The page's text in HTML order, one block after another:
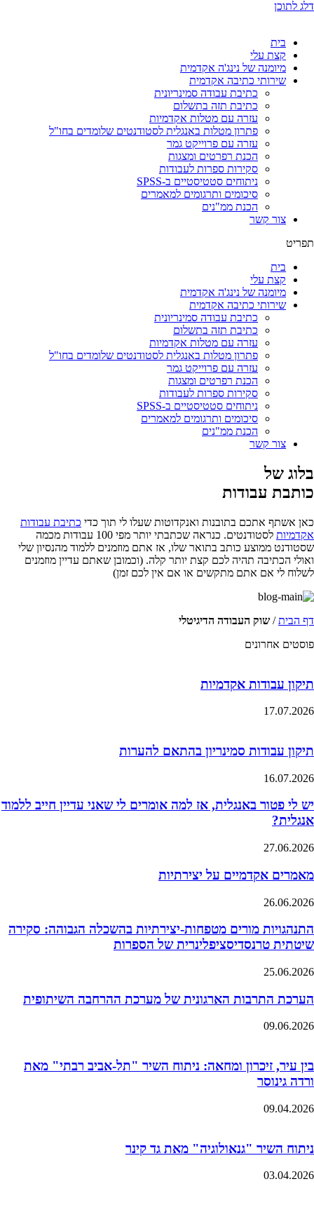
דלג לתוכן
בית
קצת עלי
מיומנה של נינג'ה אקדמית
שירותי כתיבה אקדמית
כתיבת עבודה סמינריונית
כתיבת תזה בתשלום
עזרה עם מטלות אקדמיות
פתרון מטלות באנגלית לסטודנטים שלומדים בחו"ל
עזרה עם פרוייקט גמר
הכנת רפרטים ומצגות
סקירות ספרות לעבודות
ניתוחים סטטיסטיים ב-SPSS
סיכומים ותרגומים למאמרים
הכנת ממ"נים
צור קשר
תפריט
בית
קצת עלי
מיומנה של נינג'ה אקדמית
שירותי כתיבה אקדמית
כתיבת עבודה סמינריונית
כתיבת תזה בתשלום
עזרה עם מטלות אקדמיות
פתרון מטלות באנגלית לסטודנטים שלומדים בחו"ל
עזרה עם פרוייקט גמר
הכנת רפרטים ומצגות
סקירות ספרות לעבודות
ניתוחים סטטיסטיים ב-SPSS
סיכומים ותרגומים למאמרים
הכנת ממ"נים
צור קשר
בלוג של
כותבת עבודות
כאן אשתף אתכם בתובנות ואנקדוטות שעלו לי תוך כדי כתיבת עבודות
אקדמיות
לסטודנטים. כנראה שכתבתי יותר מפי 100 עבודות מכמה
שסטודנט ממוצע כותב בתואר שלו, אז אתם מוזמנים ללמוד מהנסיון שלי
ואולי הכתיבה תהיה לכם קצת יותר קלה. (וכמובן שאתם עדיין מוזמנים
לשלוח לי אם אתם מתקשים או אם אין לכם זמן)
דף הבית/ שוק העבודה הדיגיטלי
פוסטים אחרונים
תיקון עבודות אקדמיות
17.07.2026
תיקון עבודות סמינריון בהתאם להערות
16.07.2026
יש לי פטור באנגלית, אז למה אומרים לי שאני עדיין חייב ללמוד
אנגלית?
27.06.2026
מאמרים אקדמיים על יצירתיות
26.06.2026
התנהגויות מורים מטפחות-יצירתיות בהשכלה הגבוהה: סקירה
שיטתית טרנסדיסציפלינרית של הספרות
25.06.2026
הערכת התרבות הארגונית של מערכת ההרחבה השיתופית
09.06.2026
בין עיר, זיכרון ומחאה: ניתוח השיר "תל-אביב רבתי" מאת
ורדה גינוסר
09.04.2026
ניתוח השיר "גנאולוגיה" מאת גד קינר
03.04.2026